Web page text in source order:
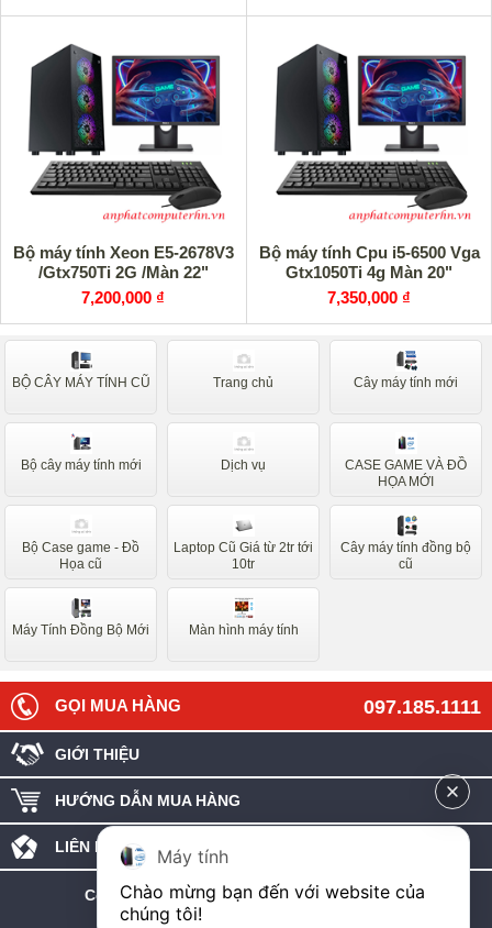
Bộ máy tính Xeon E5-2678V3
/Gtx750Ti 2G /Màn 22"
7,200,000 ₫
Bộ máy tính Cpu i5-6500 Vga
Gtx1050Ti 4g Màn 20"
7,350,000 ₫
BỘ CÂY MÁY TÍNH CŨ Trang chủ Cây máy tính mới
Bộ cây máy tính mới Dịch vụ
CASE GAME VÀ ĐỒ
HỌA MỚI
Bộ Case game - Đồ
Họa cũ
Laptop Cũ Giá từ 2tr tới
10tr
Cây máy tính đồng bộ
cũ
Máy Tính Đồng Bộ Mới Màn hình máy tính
097.185.1111
GỌI MUA HÀNG
GIỚI THIỆU
HƯỚNG DẪN MUA HÀNG
LIÊN HỆ - GÓP Ý
Công ty TNHH công nghệ máy tính An Phát
MST: 0107986427
Máy tính
Chào mừng bạn đến với website của
chúng tôi!